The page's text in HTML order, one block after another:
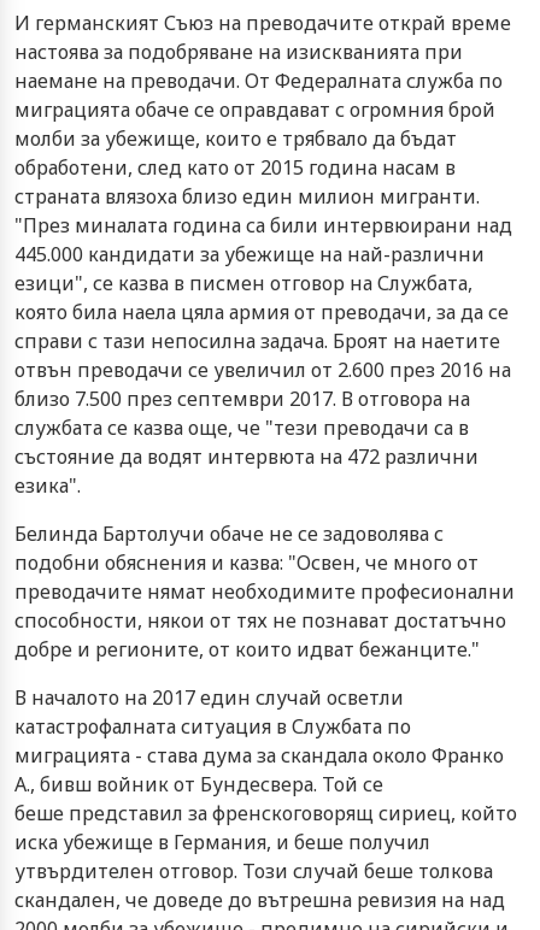
И германският Съюз на преводачите открай време
настоява за подобряване на изискванията при
наемане на преводачи. От Федералната служба по
миграцията обаче се оправдават с огромния брой
молби за убежище, които е трябвало да бъдат
обработени, след като от 2015 година насам в
страната влязоха близо един милион мигранти.
"През миналата година са били интервюирани над
445.000 кандидати за убежище на най-различни
езици", се казва в писмен отговор на Службата,
която била наела цяла армия от преводачи, за да се
справи с тази непосилна задача. Броят на наетите
отвън преводачи се увеличил от 2.600 през 2016 на
близо 7.500 през септември 2017. В отговора на
службата се казва още, че "тези преводачи са в
състояние да водят интервюта на 472 различни
езика".
Белинда Бартолучи обаче не се задоволява с
подобни обяснения и казва: "Освен, че много от
преводачите нямат необходимите професионални
способности, някои от тях не познават достатъчно
добре и регионите, от които идват бежанците."
В началото на 2017 един случай осветли
катастрофалната ситуация в Службата по
миграцията - става дума за скандала около Франко
А., бивш войник от Бундесвера. Той се
беше представил за френскоговорящ сириец, който
иска убежище в Германия, и беше получил
утвърдителен отговор. Този случай беше толкова
скандален, че доведе до вътрешна ревизия на над